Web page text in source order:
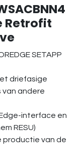
Retrofit
SETAPP
driefasige
van andere
interface en
RESU)
productie van de